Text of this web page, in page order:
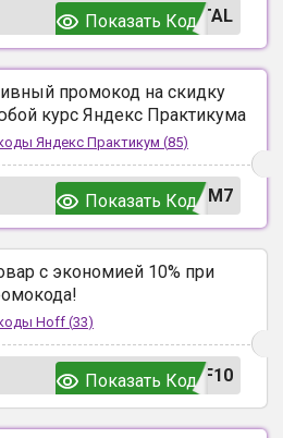
TAL
Показать Код
промокод на скидку
курс Яндекс Практикума
Яндекс Практикум (85)
UM7
Показать Код
с экономией 10% при
Hoff (33)
F10
Показать Код